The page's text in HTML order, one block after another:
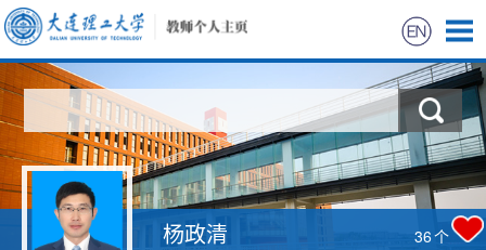
首页
科学研究
教学研究
杨政清 36个